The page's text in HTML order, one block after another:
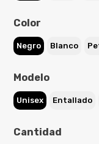
Color
Negro Blanco
Modelo
Unisex Entallado
Cantidad